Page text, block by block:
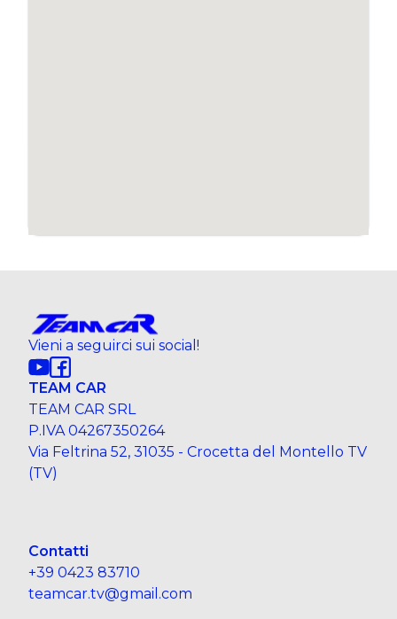
Vieni a seguirci sui social!
TEAM CAR
TEAM CAR SRL
P.IVA 04267350264
Via Feltrina 52, 31035 - Crocetta del Montello TV
(TV)
Contatti
+39 0423 83710
teamcar.tv@gmail.com